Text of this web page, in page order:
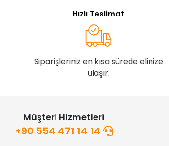
Hızlı Teslimat
Siparişleriniz en kısa sürede elinize
ulaşır.
Müşteri Hizmetleri
+90 554 471 14 14